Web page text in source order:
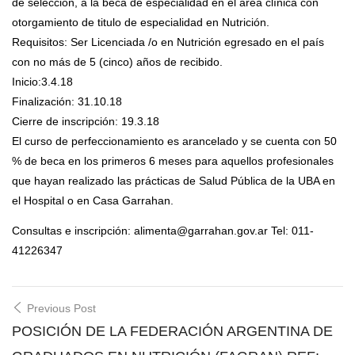
de selección, a la beca de especialidad en el área clínica con
otorgamiento de titulo de especialidad en Nutrición.
Requisitos: Ser Licenciada /o en Nutrición egresado en el país
con no más de 5 (cinco) años de recibido.
Inicio:3.4.18
Finalización: 31.10.18
Cierre de inscripción: 19.3.18
El curso de perfeccionamiento es arancelado y se cuenta con 50
% de beca en los primeros 6 meses para aquellos profesionales
que hayan realizado las prácticas de Salud Pública de la UBA en
el Hospital o en Casa Garrahan.
Consultas e inscripción: alimenta@garrahan.gov.ar Tel: 011-
41226347
Post
navigation
Previous Post
POSICIÓN DE LA FEDERACIÓN ARGENTINA DE